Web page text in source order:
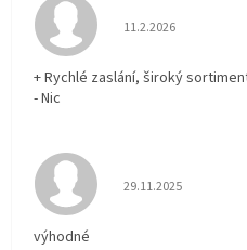
Hodnocení
11.2.2026
+ Rychlé zaslání, široký
- Nic
Hodnocení
29.11.2025
výhodné